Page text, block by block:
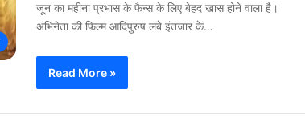
जून का महीना प्रभास के फैन्स के लिए बेहद खास होने वाला है।
अभिनेता की फिल्म आदिपुरुष लंबे इंतजार के…
Read More »